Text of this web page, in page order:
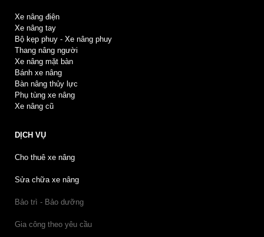
Xe nâng điện
Xe nâng tay
Bộ kẹp phuy - Xe nâng phuy
Thang nâng người
Xe nâng mặt bàn
Bánh xe nâng
Bàn nâng thủy lực
Phụ tùng xe nâng
Xe nâng cũ
DỊCH VỤ
Cho thuê xe nâng
Sửa chữa xe nâng
Bảo trì - Bảo dưỡng
Gia công theo yêu cầu